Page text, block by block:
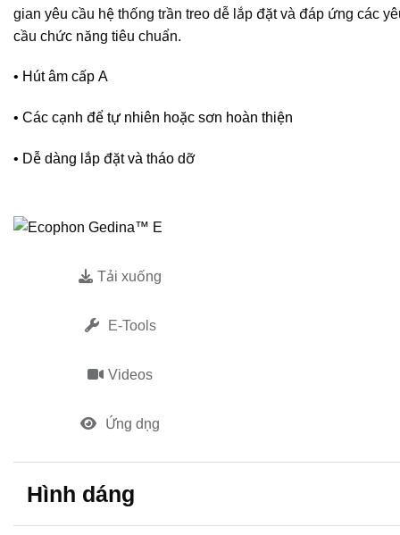
gian yêu cầu hệ thống trần treo dễ lắp đặt và đáp ứng các
cầu chức năng tiêu chuẩn.
• Hút âm cấp A
• Các cạnh để tự nhiên hoặc sơn hoàn thiện
• Dễ dàng lắp đặt và tháo dỡ
Tải xuống
E-Tools
Videos
Ứng dụng
Hình dáng